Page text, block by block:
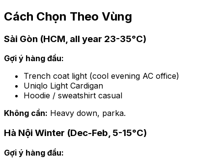
Cách Chọn Theo Vùng
Sài Gòn (HCM, all year 23-35°C)
Gợi ý hàng đầu:
Trench coat light (cool evening AC office)
Uniqlo Light Cardigan
Hoodie / sweatshirt casual
Không cần: Heavy down, parka.
Hà Nội Winter (Dec-Feb, 5-15°C)
Gợi ý hàng đầu: